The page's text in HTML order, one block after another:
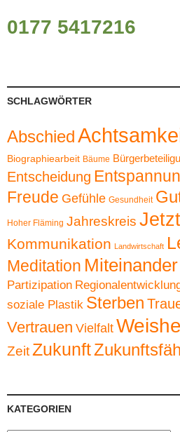
0177 5417216
SCHLAGWÖRTER
Abschied
Biographiearbeit Bäume
Entscheidung
Freude Gefühle Gesundheit
Hoher Fläming Jahreskreis Jetzt
Kommunikation Landwirtschaft
Meditation Miteinander
Partizipation
soziale Plastik Sterben
Vertrauen Vielfalt
ZeitZukunft
KATEGORIEN